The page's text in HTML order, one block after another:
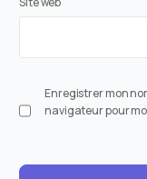
Enregistrer mon
navigateur pour